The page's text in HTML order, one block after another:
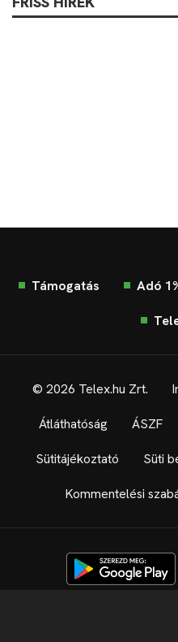
Támogatás Adó
© 2026 Telex.hu Zrt.
Átláthatóság ÁSZF
Sütitájékoztató Süti
Kommentelési